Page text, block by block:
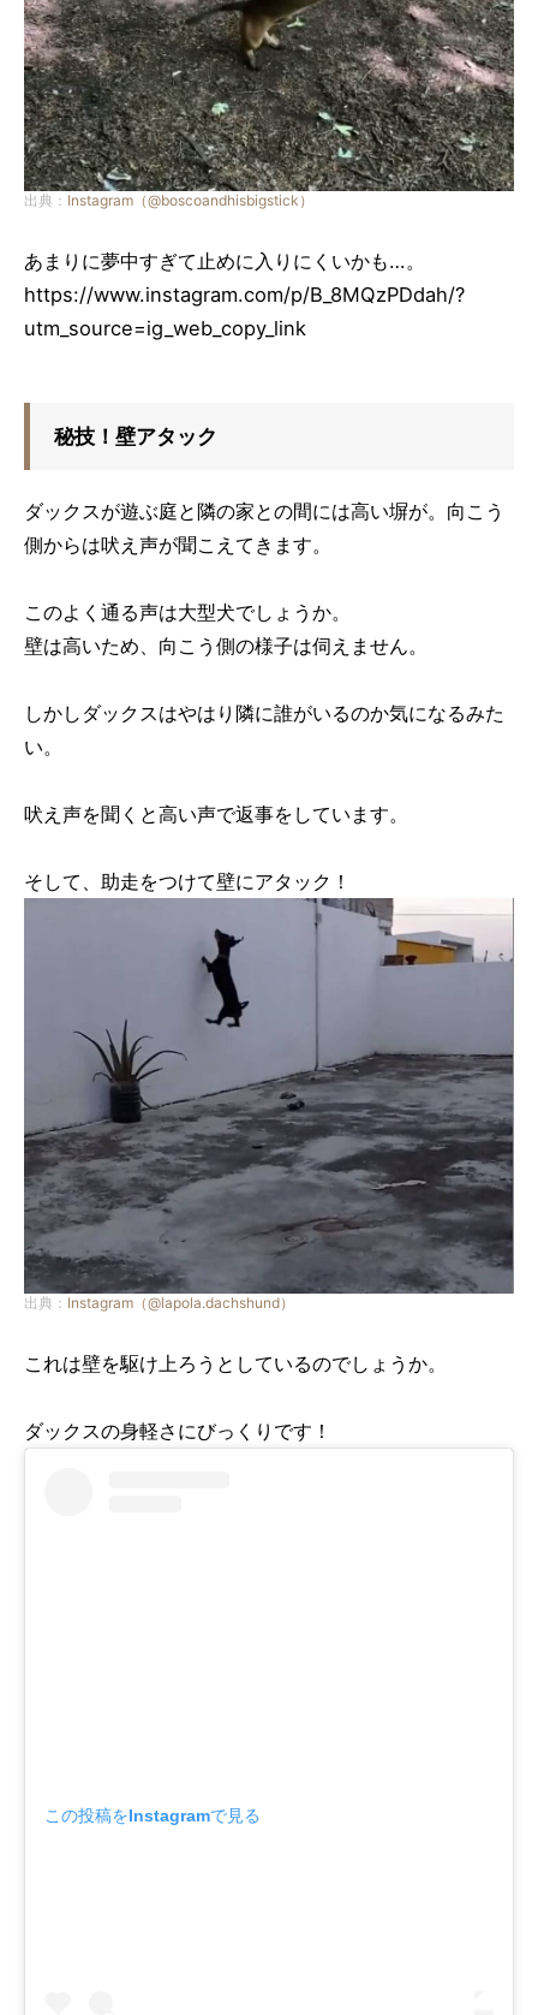
出典： Instagram（@boscoandhisbigstick）
あまりに夢中すぎて止めに入りにくいかも…。
https://www.instagram.com/p/B_8MQzPDdah/?
utm_source=ig_web_copy_link
秘技！壁アタック
ダックスが遊ぶ庭と隣の家との間には高い塀が。向こう
側からは吠え声が聞こえてきます。
このよく通る声は大型犬でしょうか。
壁は高いため、向こう側の様子は伺えません。
しかしダックスはやはり隣に誰がいるのか気になるみた
い。
吠え声を聞くと高い声で返事をしています。
そして、助走をつけて壁にアタック！
出典： Instagram（@lapola.dachshund）
これは壁を駆け上ろうとしているのでしょうか。
ダックスの身軽さにびっくりです！
この投稿をInstagramで見る